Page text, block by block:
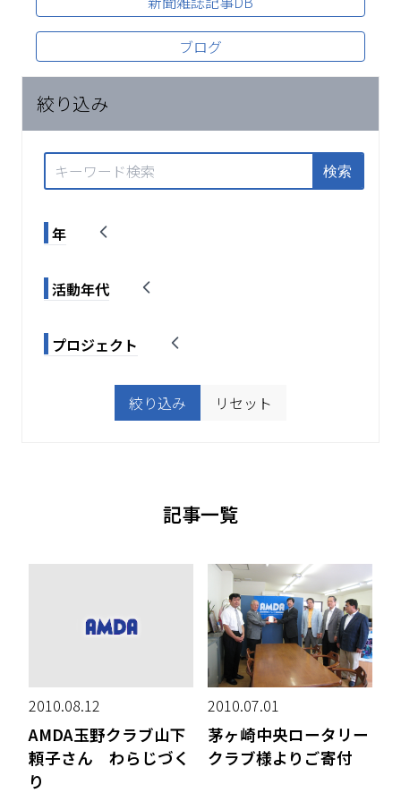
ブログ
絞り込み
年
活動年代
プロジェクト
絞り込み リセット
記事一覧
2010.08.12
AMDA玉野クラブ山下
頼子さん わらじづく
り
2010.07.01
茅ヶ崎中央ロータリー
クラブ様よりご寄付